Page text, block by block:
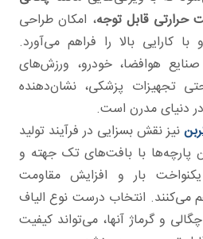
حرارتی قابل توجه، امکان طراحی
کارایی بالا را فراهم می‌آورد.
هوافضا، خودرو، ورزش‌های
تجهیزات پزشکی، نشان‌دهنده
دنیای مدرن است.
نیز نقش بسزایی در فرآیند تولید
پارچه‌ها با بافت‌های تک جهته و
بار و افزایش مقاومت
می‌کنند. انتخاب درست نوع الیاف
و گرماژ آنها، می‌تواند کیفیت